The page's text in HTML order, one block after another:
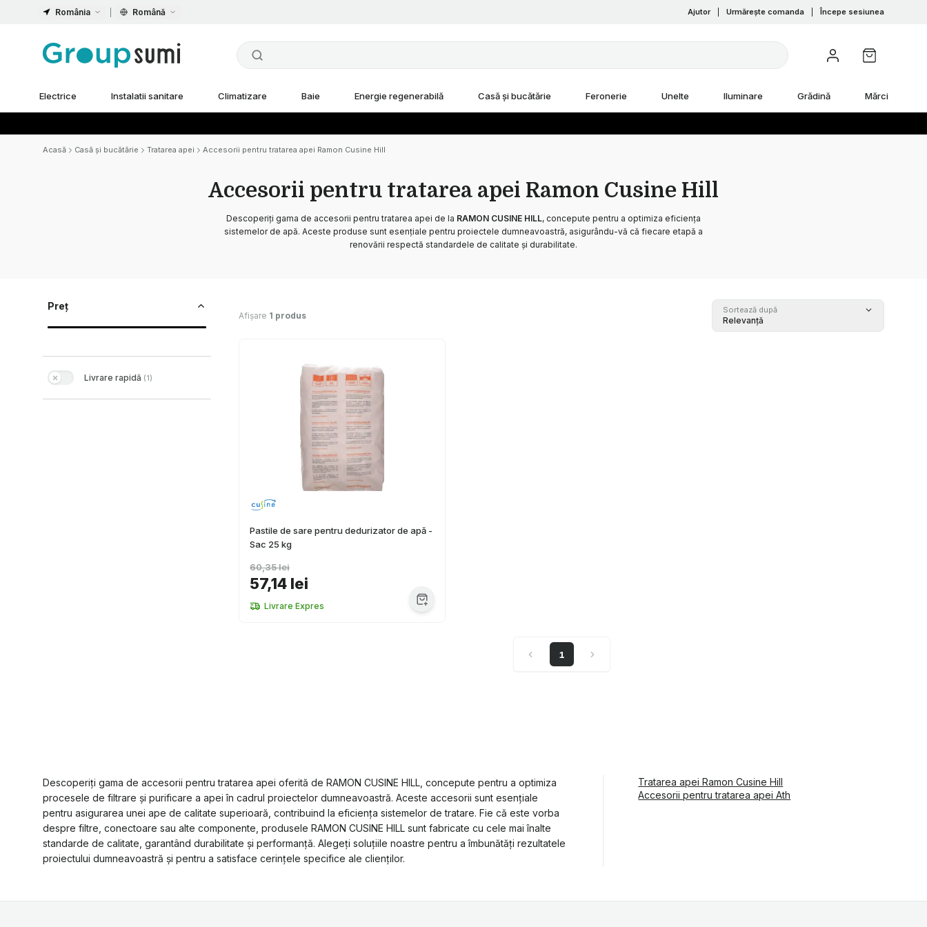
România Română Ajutor Urmărește comanda Începe sesiunea
Electrice Instalatii sanitare Climatizare Baie Energie regenerabilă Casă și bucătărie Feronerie Unelte Iluminare Grădină Mărci
Acasă Casă și bucătărie Tratarea apei Accesorii pentru tratarea apei Ramon Cusine Hill
Accesorii pentru tratarea apei Ramon Cusine Hill
Descoperiți gama de accesorii pentru tratarea apei de la RAMON CUSINE HILL, concepute pentru a optimiza eficiența
sistemelor de apă. Aceste produse sunt esențiale pentru proiectele dumneavoastră, asigurându-vă că fiecare etapă a
renovării respectă standardele de calitate și durabilitate.
Preț
Livrare rapidă (1)
Afișare 1 produs
Sortează după
Relevanță
Pastile de sare pentru dedurizator de apă -
Sac 25 kg
57,14 lei
60,35 lei
Livrare Expres
1
Descoperiți gama de accesorii pentru tratarea apei oferită de RAMON CUSINE HILL, concepute pentru a optimiza
procesele de filtrare și purificare a apei în cadrul proiectelor dumneavoastră. Aceste accesorii sunt esențiale
pentru asigurarea unei ape de calitate superioară, contribuind la eficiența sistemelor de tratare. Fie că este vorba
despre filtre, conectoare sau alte componente, produsele RAMON CUSINE HILL sunt fabricate cu cele mai înalte
standarde de calitate, garantând durabilitate și performanță. Alegeți soluțiile noastre pentru a îmbunătăți rezultatele
proiectului dumneavoastră și pentru a satisface cerințele specifice ale clienților.
Tratarea apei Ramon Cusine Hill
Accesorii pentru tratarea apei Ath